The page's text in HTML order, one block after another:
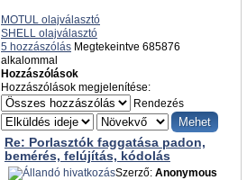
MOTUL olajválasztó
SHELL olajválasztó
5 hozzászólás Megtekeintve 685876
alkalommal
Hozzászólások
Hozzászólások megjelenítése:
Rendezés
Re: Porlasztók faggatása padon,
bemérés, felújítás, kódolás
Szerző: Anonymous